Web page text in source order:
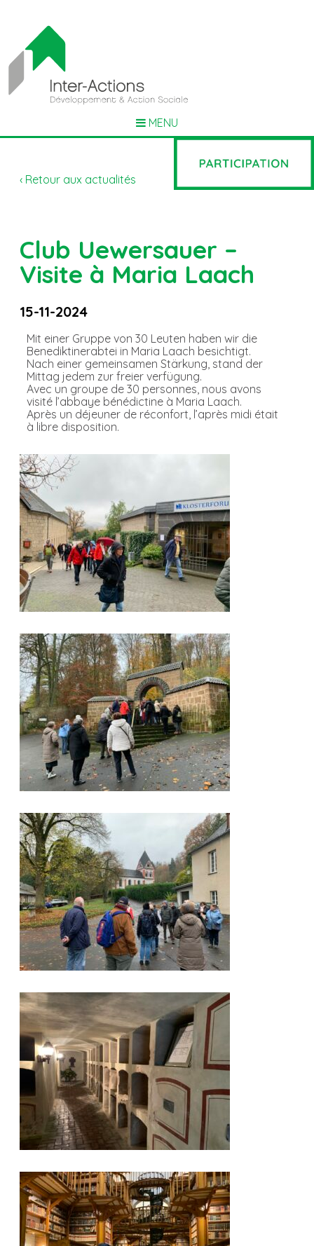
MENU
‹ Retour aux actualités
Club Uewersauer –
Visite à Maria Laach
15-11-2024
Mit einer Gruppe von 30 Leuten haben wir die
Benediktinerabtei in Maria Laach besichtigt.
Nach einer gemeinsamen Stärkung, stand der
Mittag jedem zur freier verfügung.
Avec un groupe de 30 personnes, nous avons
visité l’abbaye bénédictine à Maria Laach.
Après un déjeuner de réconfort, l’après midi était
à libre disposition.